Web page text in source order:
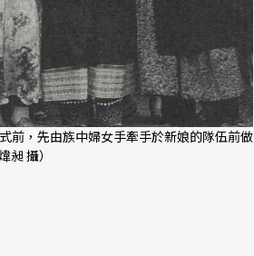
前，先由族中婦女手牽手於新娘的隊伍前做
攝）